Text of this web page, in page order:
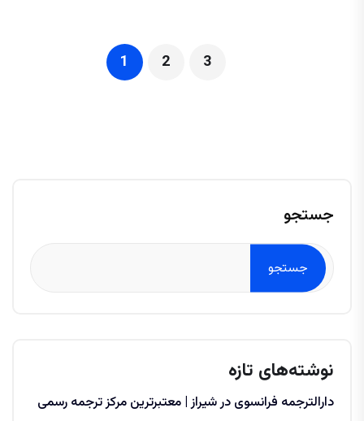
1 2 3
جستجو
جستجو
نوشته‌های تازه
دارالترجمه فرانسوی در شیراز | معتبرترین مرکز ترجمه رسمی